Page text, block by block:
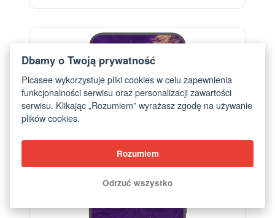
Dbamy o Twoją prywatność
Picasee wykorzystuje pliki cookies w celu zapewnienia
funkcjonalności serwisu oraz personalizacji zawartości
serwisu. Klikając „Rozumiem” wyrażasz zgodę na używanie
plików cookies.
Rozumiem
Odrzuć wszystko